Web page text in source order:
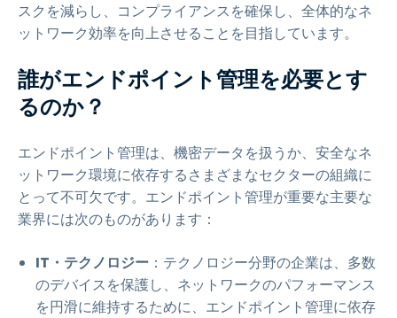
スクを減らし、コンプライアンスを確保し、全体的なネ
ットワーク効率を向上させることを目指しています。
誰がエンドポイント管理を必要とす
るのか？
エンドポイント管理は、機密データを扱うか、安全なネ
ットワーク環境に依存するさまざまなセクターの組織に
とって不可欠です。エンドポイント管理が重要な主要な
業界には次のものがあります：
IT・テクノロジー ：テクノロジー分野の企業は、多数
のデバイスを保護し、ネットワークのパフォーマンス
を円滑に維持するために、エンドポイント管理に依存